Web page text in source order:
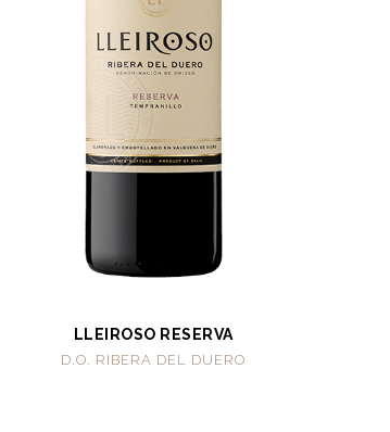
LLEIROSO RESERVA
D.O. RIBERA DEL DUERO